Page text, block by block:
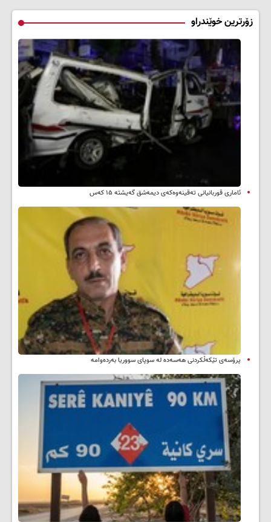
زۆرترین خوێندراو
ئاماری قوربانیانی تەقینەوەکەی دیمەشق گەیشتە ۱۵ کەس
پرۆسەی تێکەڵکردنی هەسەدە لە سوپای سووریا بەردەوامە